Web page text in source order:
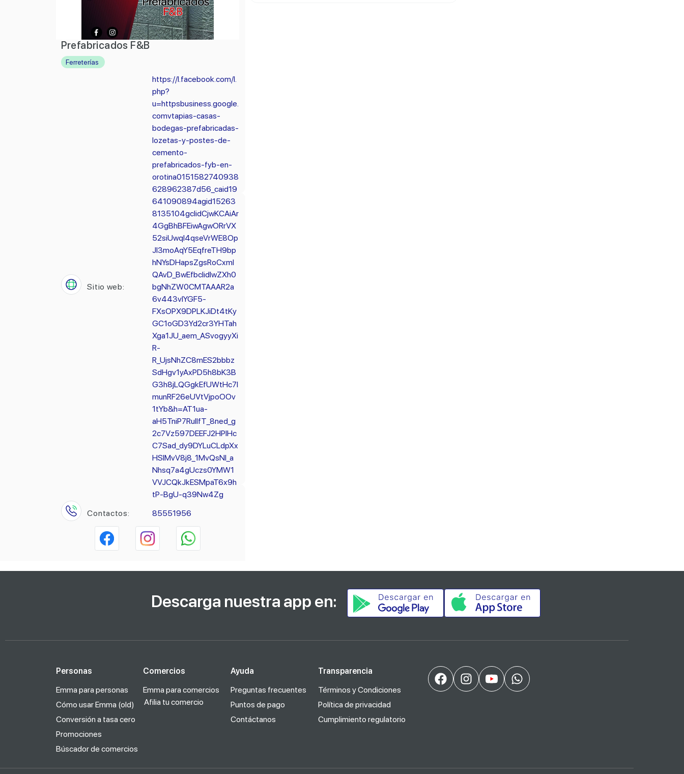
Prefabricados F&B
Ferreterías
Sitio web:
https://l.facebook.com/l.
php?
u=httpsbusiness.google.
comvtapias-casas-
bodegas-prefabricadas-
lozetas-y-postes-de-
cemento-
prefabricados-fyb-en-
orotina0151582740938
628962387d56_caid19
641090894agid15263
8135104gclidCjwKCAiAr
4GgBhBFEiwAgwORrVX
52siUwql4qseVrWE8Op
JI3moAqY5EqfreTH9bp
hNYsDHapsZgsRoCxmI
QAvD_BwEfbclidIwZXh0
bgNhZW0CMTAAAR2a
6v443vlYGF5-
FXsOPX9DPLKJiDt4tKy
GC1oGD3Yd2cr3YHTah
Xga1JU_aem_ASvogyyXi
R-
R_UjsNhZC8mES2bbbz
SdHgv1yAxPD5h8bK3B
G3h8jLQGgkEfUWtHc7l
munRF26eUVtVjpoOOv
1tYb&h=AT1ua-
aH5TniP7RullfT_8ned_g
2c7Vz597DEEFJ2HPlHc
C7Sad_dy9DYLuCLdpXx
HSIMvV8j8_1MvQsNI_a
Nhsq7a4gUczs0YMW1
VVJCQkJkESMpaT6x9h
tP-BgU-q39Nw4Zg
Contactos:
85551956
Descarga nuestra app en:
Personas
Emma para personas
Cómo usar Emma (old)
Conversión a tasa cero
Promociones
Búscador de comercios
Comercios
Emma para comercios
Afilia tu comercio
Ayuda
Preguntas frecuentes
Puntos de pago
Contáctanos
Transparencia
Términos y Condiciones
Política de privacidad
Cumplimiento regulatorio